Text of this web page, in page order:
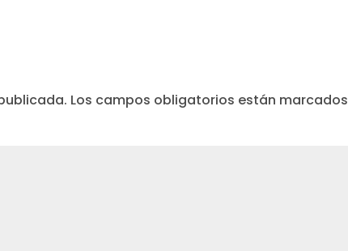
Los campos obligatorios están marcados